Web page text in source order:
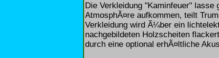
Die Verkleidung "Kaminfeuer" lasse
AtmosphÃ¤re aufkommen, teilt
Verkleidung wird Ã¼ber ein
nachgebildeten Holzscheiten
durch eine optional erhÃ¤ltliche